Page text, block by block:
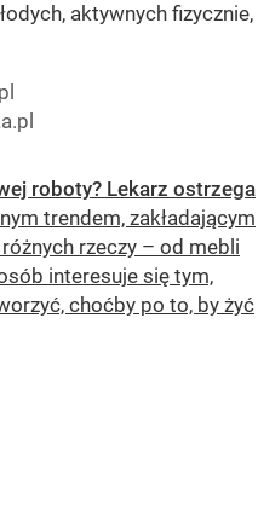
aktywnych fizycznie,
roboty? Lekarz ostrzega
trendem, zakładającym
rzeczy – od mebli
interesuje się tym,
choćby po to, by żyć